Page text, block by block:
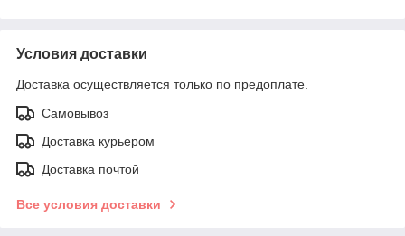
Условия доставки
Доставка осуществляется только по предоплате.
Самовывоз
Доставка курьером
Доставка почтой
Все условия доставки